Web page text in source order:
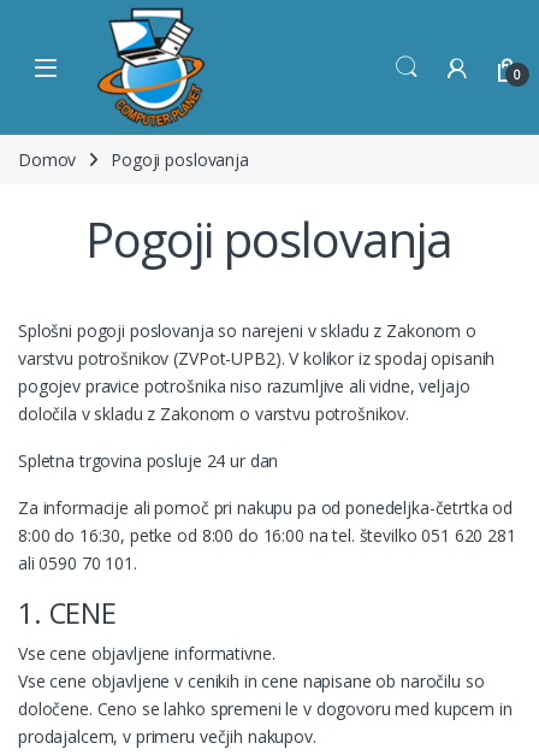
Skip to navigation
Open 0
Domov Pogoji poslovanja
Pogoji poslovanja
Splošni pogoji poslovanja so narejeni v skladu z Zakonom o
varstvu potrošnikov (ZVPot-UPB2). V kolikor iz spodaj opisanih
pogojev pravice potrošnika niso razumljive ali vidne, veljajo
določila v skladu z Zakonom o varstvu potrošnikov.
Spletna trgovina posluje 24 ur dan
Za informacije ali pomoč pri nakupu pa od ponedeljka-četrtka od
8:00 do 16:30, petke od 8:00 do 16:00 na tel. številko 051 620 281
ali 0590 70 101.
1. CENE
Vse cene objavljene informativne.
Vse cene objavljene v cenikih in cene napisane ob naročilu so
določene. Ceno se lahko spremeni le v dogovoru med kupcem in
prodajalcem, v primeru večjih nakupov.